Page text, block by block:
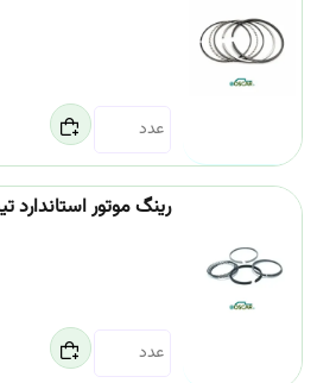
رینگ موتور استاندارد